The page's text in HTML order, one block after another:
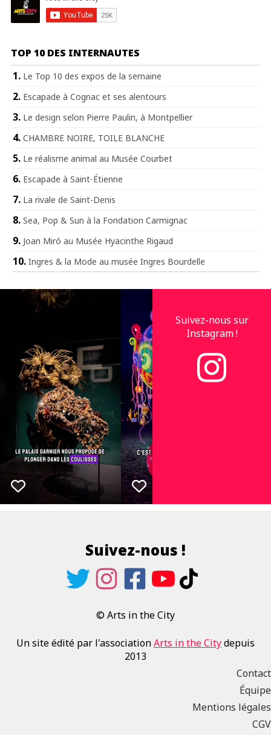
TOP 10 DES INTERNAUTES
Le Top 10 des expos de la semaine
Escapade à Cognac et ses alentours
Le design selon Pierre Paulin, à Montpellier
CHAMBRE NOIRE, TOILE BLANCHE
Le réalisme animal au Musée Courbet
Escapade à Saint-Étienne
La rivale de Saint-Denis
Sea, Pop & Sun à la Fondation Carmignac
Joan Miró au Musée Hyacinthe Rigaud
Ingres & la Mode au musée Ingres Bourdelle
Suivez-nous sur
Instagram !
Suivez-nous !
© Arts in the City
Un site édité par l'associationArts in the Citydepuis
2013
Contact
Équipe
Mentions légales
CGV